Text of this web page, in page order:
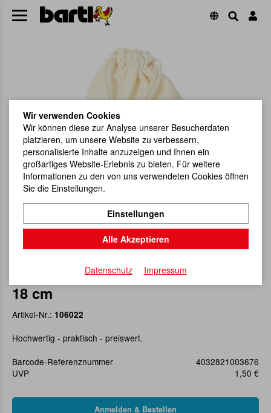
Baumwollbeutel mit Kordelzug 22 x
18 cm
Artikel-Nr.: 106022
Hochwertig - praktisch - preiswert.
Barcode-Referenznummer
4032821003676
UVP
1,50 €
Wir verwenden Cookies
Wir können diese zur Analyse unserer Besucherdaten
platzieren, um unsere Website zu verbessern,
personalisierte Inhalte anzuzeigen und Ihnen ein
großartiges Website-Erlebnis zu bieten. Für weitere
Informationen zu den von uns verwendeten Cookies öffnen
Sie die Einstellungen.
Einstellungen
Alle Akzeptieren
Datenschutz Impressum